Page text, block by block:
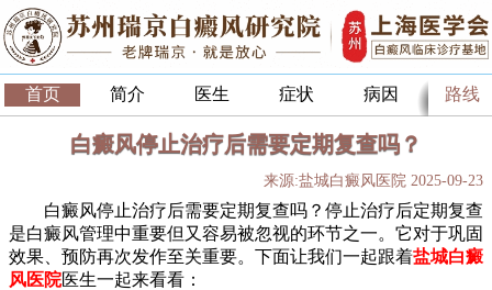
首页 简介 医生 症状 病因 路线
白癜风停止治疗后需要定期复查吗？
来源:盐城白癜风医院 2025-09-23
白癜风停止治疗后需要定期复查吗？停止治疗后定期复查
是白癜风管理中重要但又容易被忽视的环节之一。它对于巩固
效果、预防再次发作至关重要。下面让我们一起跟着盐城白癜
风医院医生一起来看看：